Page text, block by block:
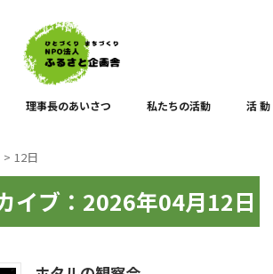
理事長のあいさつ 私たちの活動 活 動
> 12日
イブ：2026年04月12日